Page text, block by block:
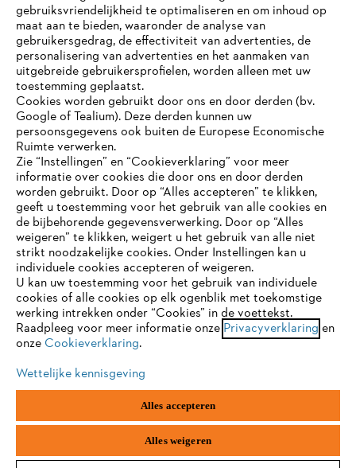
Bedrijf
STIHL FAQ
Contact
Gegevensbescherming Impressum
Cookie-informatie Juridische informatie
ANDREAS STIHL NV, Veurtstraat 117, 2870
België/Belgique
VAT Number: BE 0427.714.768
JE BROWSER WORDT NIET
ONDERSTEUND
Je gebruikt een browser die we nog niet ondersteunen. Om
onze website optimaal te kunnen gebruiken, raden we aan dat
je overschakelt op één van de volgende browsers:
firefox
safari edge
gebruiksvriendelijkheid te optimaliseren en om inhoud op
maat aan te bieden, waaronder de analyse van
gebruikersgedrag, de effectiviteit van advertenties, de
personalisering van advertenties en het aanmaken van
uitgebreide gebruikersprofielen, worden alleen met uw
toestemming geplaatst.
Cookies worden gebruikt door ons en door derden (bv.
Google of Tealium). Deze derden kunnen uw
persoonsgegevens ook buiten de Europese Economische
Ruimte verwerken.
Zie “Instellingen” en “Cookieverklaring” voor meer
informatie over cookies die door ons en door derden
worden gebruikt. Door op “Alles accepteren” te klikken,
geeft u toestemming voor het gebruik van alle cookies en
de bijbehorende gegevensverwerking. Door op “Alles
weigeren” te klikken, weigert u het gebruik van alle niet
strikt noodzakelijke cookies. Onder Instellingen kan u
individuele cookies accepteren of weigeren.
U kan uw toestemming voor het gebruik van individuele
cookies of alle cookies op elk ogenblik met toekomstige
werking intrekken onder “Cookies” in de voettekst.
Raadpleeg voor meer informatie onze Privacyverklaring en
onze Cookieverklaring.
Wettelijke kennisgeving
Alles accepteren
Alles weigeren